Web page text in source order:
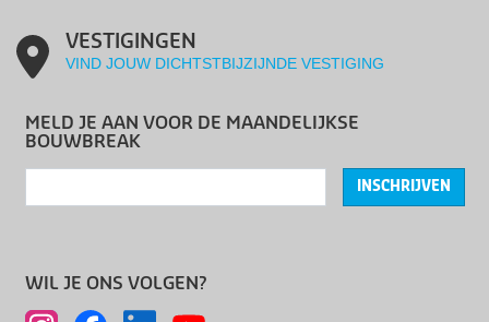
VESTIGINGEN
VIND JOUW DICHTSTBIJZIJNDE VESTIGING
MELD JE AAN VOOR DE MAANDELIJKSE
BOUWBREAK
INSCHRIJVEN
WIL JE ONS VOLGEN?